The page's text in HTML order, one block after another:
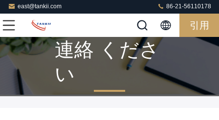
east@tankii.com 86-21-56110178
引用
連絡 くださ
い